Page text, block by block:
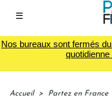
☰
Nos bureaux sont fermés
Accueil > Partez en France